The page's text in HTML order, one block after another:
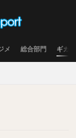
メ 総合部門 ギガ